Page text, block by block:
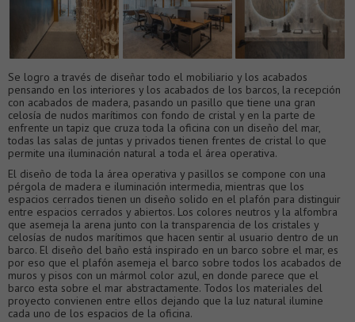
Se logro a través de diseñar todo el mobiliario y los acabados
pensando en los interiores y los acabados de los barcos, la recepción
con acabados de madera, pasando un pasillo que tiene una gran
celosía de nudos marítimos con fondo de cristal y en la parte de
enfrente un tapiz que cruza toda la oficina con un diseño del mar,
todas las salas de juntas y privados tienen frentes de cristal lo que
permite una iluminación natural a toda el área operativa.
El diseño de toda la área operativa y pasillos se compone con una
pérgola de madera e iluminación intermedia, mientras que los
espacios cerrados tienen un diseño solido en el plafón para distinguir
entre espacios cerrados y abiertos. Los colores neutros y la alfombra
que asemeja la arena junto con la transparencia de los cristales y
celosías de nudos marítimos que hacen sentir al usuario dentro de un
barco. El diseño del baño está inspirado en un barco sobre el mar, es
por eso que el plafón asemeja el barco sobre todos los acabados de
muros y pisos con un mármol color azul, en donde parece que el
barco esta sobre el mar abstractamente. Todos los materiales del
proyecto convienen entre ellos dejando que la luz natural ilumine
cada uno de los espacios de la oficina.